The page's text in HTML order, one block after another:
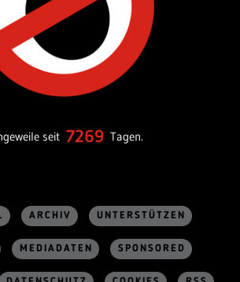
seit 7269 Tagen.
ARCHIV UNTERSTÜTZEN
MEDIADATEN SPONSORED